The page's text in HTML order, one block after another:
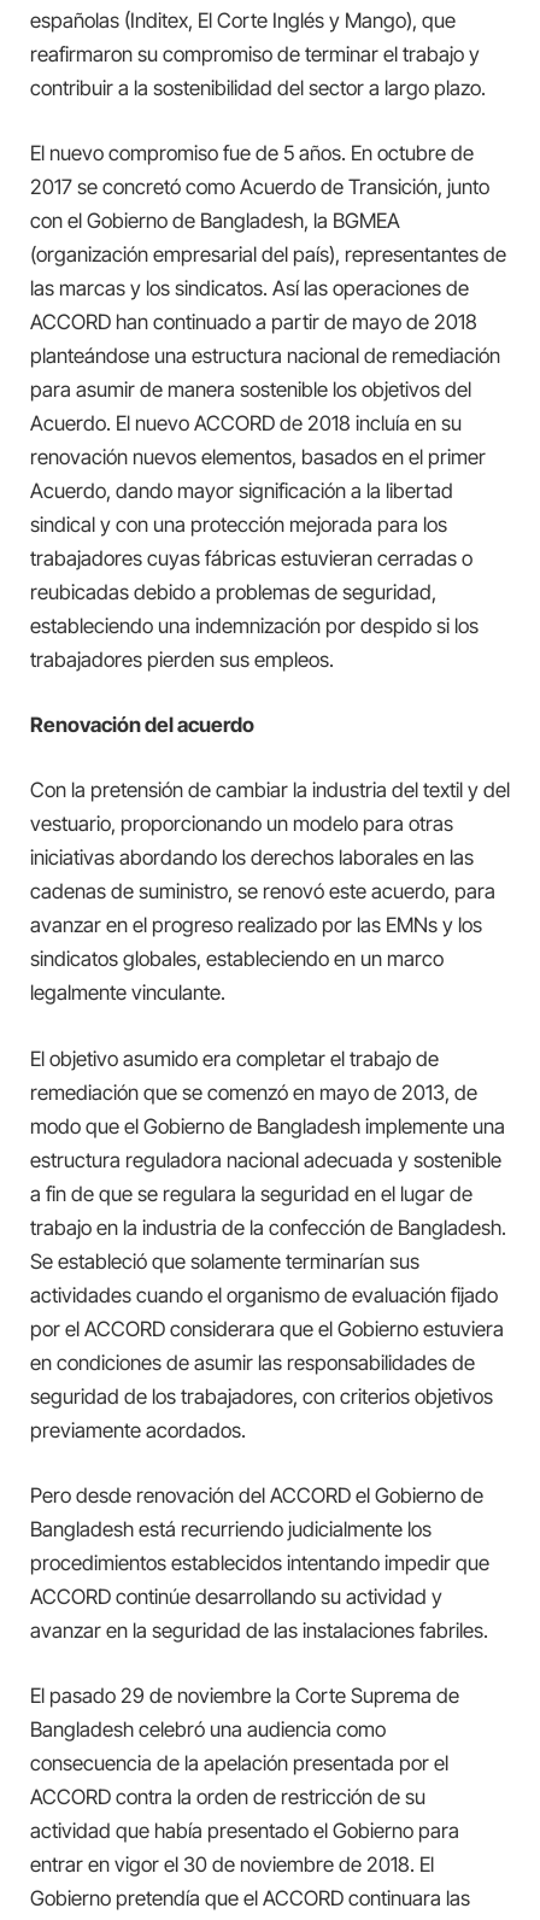
españolas (Inditex, El Corte Inglés y Mango), que
reafirmaron su compromiso de terminar el trabajo y
contribuir a la sostenibilidad del sector a largo plazo.
El nuevo compromiso fue de 5 años. En octubre de
2017 se concretó como Acuerdo de Transición, junto
con el Gobierno de Bangladesh, la BGMEA
(organización empresarial del país), representantes de
las marcas y los sindicatos. Así las operaciones de
ACCORD han continuado a partir de mayo de 2018
planteándose una estructura nacional de remediación
para asumir de manera sostenible los objetivos del
Acuerdo. El nuevo ACCORD de 2018 incluía en su
renovación nuevos elementos, basados en el primer
Acuerdo, dando mayor significación a la libertad
sindical y con una protección mejorada para los
trabajadores cuyas fábricas estuvieran cerradas o
reubicadas debido a problemas de seguridad,
estableciendo una indemnización por despido si los
trabajadores pierden sus empleos.
Renovación del acuerdo
Con la pretensión de cambiar la industria del textil y del
vestuario, proporcionando un modelo para otras
iniciativas abordando los derechos laborales en las
cadenas de suministro, se renovó este acuerdo, para
avanzar en el progreso realizado por las EMNs y los
sindicatos globales, estableciendo en un marco
legalmente vinculante.
El objetivo asumido era completar el trabajo de
remediación que se comenzó en mayo de 2013, de
modo que el Gobierno de Bangladesh implemente una
estructura reguladora nacional adecuada y sostenible
a fin de que se regulara la seguridad en el lugar de
trabajo en la industria de la confección de Bangladesh.
Se estableció que solamente terminarían sus
actividades cuando el organismo de evaluación fijado
por el ACCORD considerara que el Gobierno estuviera
en condiciones de asumir las responsabilidades de
seguridad de los trabajadores, con criterios objetivos
previamente acordados.
Pero desde renovación del ACCORD el Gobierno de
Bangladesh está recurriendo judicialmente los
procedimientos establecidos intentando impedir que
ACCORD continúe desarrollando su actividad y
avanzar en la seguridad de las instalaciones fabriles.
El pasado 29 de noviembre la Corte Suprema de
Bangladesh celebró una audiencia como
consecuencia de la apelación presentada por el
ACCORD contra la orden de restricción de su
actividad que había presentado el Gobierno para
entrar en vigor el 30 de noviembre de 2018. El
Gobierno pretendía que el ACCORD continuara las